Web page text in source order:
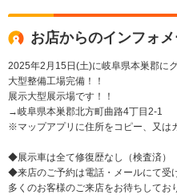
お店からのインフォ
2025年2月15日(土)に岐阜県本巣郡に
大型整備工場完備！！
展示大型展示場です！！
→岐阜県本巣郡北方町曲路4丁目2-1
※マップアプリに住所をコピー、又は
◆展示車は全て修復歴なし（検査済）
◆来店のご予約は電話・メールにて受
多くのお客様のご来店をお待ちしてお